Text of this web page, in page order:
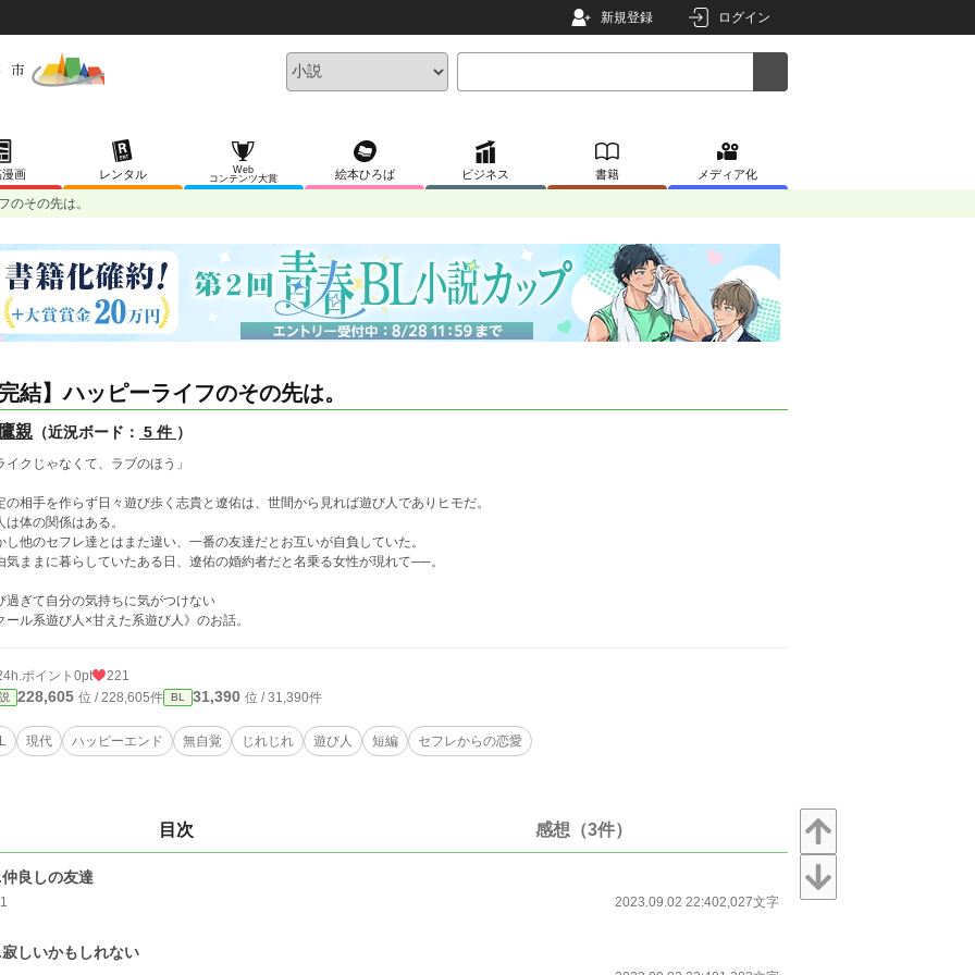
新規登録 ログイン
画 レンタル
Web
コンテンツ大賞
絵本ひろば ビジネス 書籍 メディア化
のその先は。
結】ハッピーライフのその先は。
親 （近況ボード： 5 件 ）
イクじゃなくて、ラブのほう」
の相手を作らず日々遊び歩く志貴と遼佑は、世間から見れば遊び人でありヒモだ。
は体の関係はある。
し他のセフレ達とはまた違い、一番の友達だとお互いが自負していた。
気ままに暮らしていたある日、遼佑の婚約者だと名乗る女性が現れて──。
過ぎて自分の気持ちに気がつけない
ール系遊び人×甘えた系遊び人》のお話。
ポイント 0pt 221
228,605 位 / 228,605件 BL 31,390 位 / 31,390件
現代 ハッピーエンド 無自覚 じれじれ 遊び人 短編 セフレからの恋愛
目次 感想（3件）
良しの友達
2023.09.02 22:402,027文字
しいかもしれない